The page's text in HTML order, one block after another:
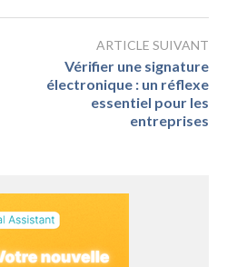
ARTICLE SUIVANT
Vérifier une signature
électronique : un réflexe
essentiel pour les
entreprises